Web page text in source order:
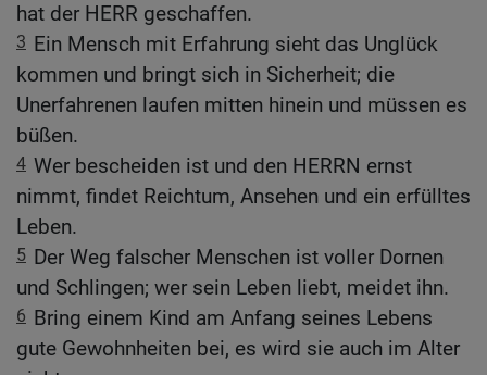
hat der HERR geschaffen.
3 Ein Mensch mit Erfahrung sieht das Unglück
kommen und bringt sich in Sicherheit; die
Unerfahrenen laufen mitten hinein und müssen es
büßen.
4 Wer bescheiden ist und den HERRN ernst
nimmt, findet Reichtum, Ansehen und ein erfülltes
Leben.
5 Der Weg falscher Menschen ist voller Dornen
und Schlingen; wer sein Leben liebt, meidet ihn.
6 Bring einem Kind am Anfang seines Lebens
gute Gewohnheiten bei, es wird sie auch im Alter